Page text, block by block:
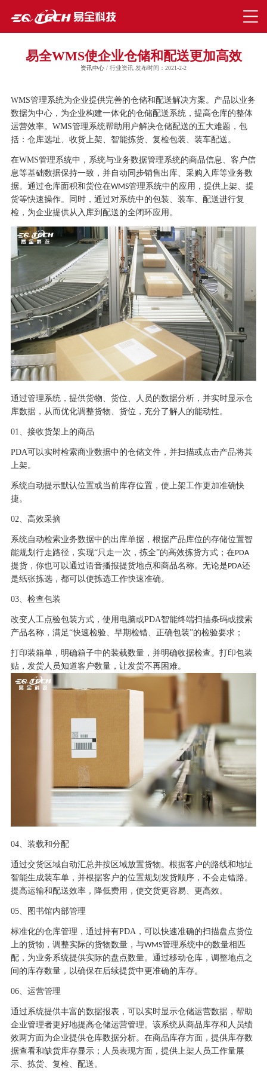
易全WMS使企业仓储和配送更加高效
资讯中心 / 行业资讯 发布时间：2021-2-2
WMS管理系统为企业提供完善的仓储和配送解决方案。产品以业务
数据为中心，为企业构建一体化的仓储配送系统，提高仓库的整体
运营效率。 WMS管理系统帮助用户解决仓储配送的五大难题，包
括：仓库选址、收货上架、智能拣货、复检包装、装车配送。
在WMS管理系统中，系统与业务数据管理系统的商品信息、客户信
息等基础数据保持一致，并自动同步销售出库、采购入库等业务数
据。通过仓库面积和货位在WMS管理系统中的应用，提供上架、提
货等快速操作。同时，通过对系统中的包装、装车、配送进行复
检，为企业提供从入库到配送的全闭环应用。
通过管理系统，提供货物、货位、人员的数据分析，并实时显示仓
库数据，从而优化调整货物、货位，充分了解人的能动性。
01 、接收货架上的商品
PDA可以实时检索商业数据中的仓储文件，并扫描或点击产品将其
上架。
系统自动提示默认位置或当前库存位置，使上架工作更加准确快
捷。
02 、高效采摘
系统自动检索业务数据中的出库单据，根据产品库位的存储位置智
能规划行走路径，实现“只走一次，拣全”的高效拣货方式；在PDA
提货，你也可以通过语音播报提货地点和商品名称。无论是 PDA还
是纸张拣选，都可以使拣选工作快速准确。
03、检查包装
改变人工点验包装方式，使用电脑或PDA智能终端扫描条码或搜索
产品名称，满足“快速检验、早期检错、正确包装”的检验要求；
打印装箱单，明确箱子中的装载数量，并明确收据检查。打印包装
贴，发货人员知道客户数量，让发货不再困难。
04、装载和分配
通过交货区域自动汇总并按区域放置货物。根据客户的路线和地址
智能生成装车单，并根据客户的位置规划发货顺序，不会走错路。
提高运输和配送效率，降低费用，使交货更容易、更高效。
05、图书馆内部管理
标准化的仓库管理，通过持有PDA，可以快速准确的扫描盘点货位
上的货物，调整实际的货物数量，与WMS管理系统中的数量相匹
配，为业务系统提供实际的盘点数量。通过移动仓库，调整地点之
间的库存数量，以确保在后续提货中更准确的库存。
06、运营管理
通过系统提供丰富的数据报表，可以实时显示仓储运营数据，帮助
企业管理者更好地提高仓储运营管理。该系统从商品库存和人员绩
效两方面为企业提供仓库数据分析。在商品库存方面，提供库存数
据查看和缺货库存显示；人员表现方面，提供上架人员工作量展
示、拣货、复检、配送。